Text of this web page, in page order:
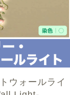
ウォールライ